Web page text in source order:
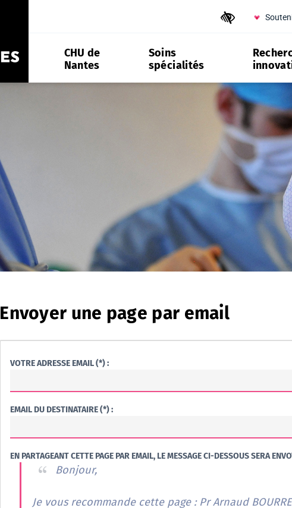
Outils
CHU de
Nantes
Soins
spécialités
Envoyer une page par email
VOTRE ADRESSE EMAIL (*) :
EMAIL DU DESTINATAIRE (*) :
EN PARTAGEANT CETTE PAGE PAR EMAIL, LE MESSAGE CI-DESSOUS SERA
Bonjour,